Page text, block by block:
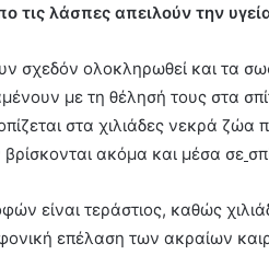
τις λάσπες απειλούν την
σχεδόν ολοκληρωθεί και τα
με τη θέλησή τους στα
στα χιλιάδες νεκρά
ακόμα και μέσα σε
είναι τεράστιος, καθώς
επέλαση των ακραίων